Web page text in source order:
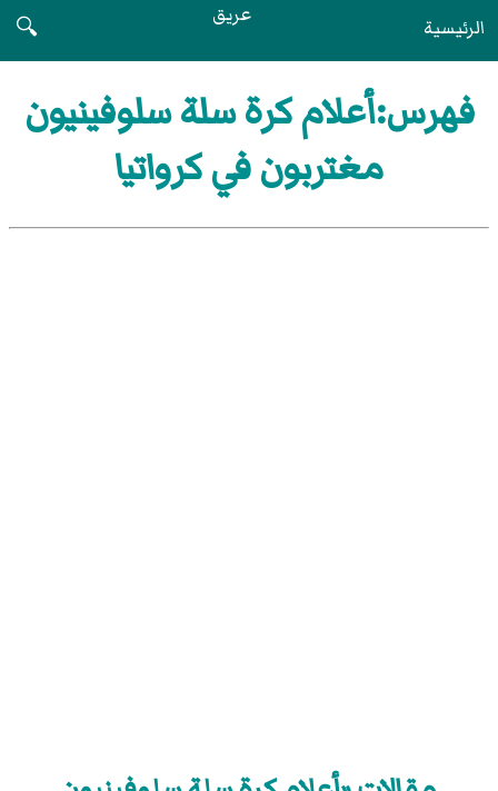
الرئيسية عريق
🔍
فهرس:أعلام كرة سلة سلوفينيون
مغتربون في كرواتيا